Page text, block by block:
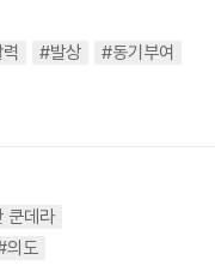
#발상
#동기부여
쿤데라
의도